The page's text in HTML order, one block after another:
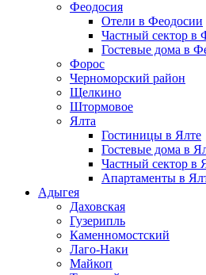
Феодосия
Отели в Феодосии
Частный сектор в
Гостевые дома в
Форос
Черноморский район
Щелкино
Штормовое
Ялта
Гостиницы в Ялте
Гостевые дома в
Частный сектор в
Апартаменты в
Адыгея
Даховская
Гузерипль
Каменномостский
Лаго-Наки
Майкоп